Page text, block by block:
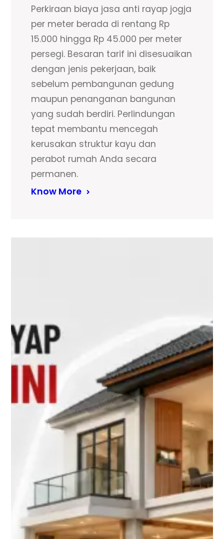
Perkiraan biaya jasa anti rayap jogja
per meter berada di rentang Rp
15.000 hingga Rp 45.000 per meter
persegi. Besaran tarif ini disesuaikan
dengan jenis pekerjaan, baik
sebelum pembangunan gedung
maupun penanganan bangunan
yang sudah berdiri. Perlindungan
tepat membantu mencegah
kerusakan struktur kayu dan
perabot rumah Anda secara
permanen.
Know More